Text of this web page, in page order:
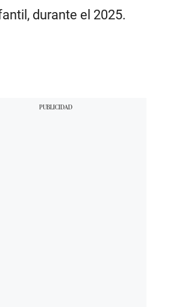
durante el 2025.